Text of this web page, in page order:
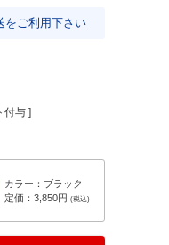
をご利用下さい
付与 ]
カラー：ブラック
定価：3,850円 (税込)